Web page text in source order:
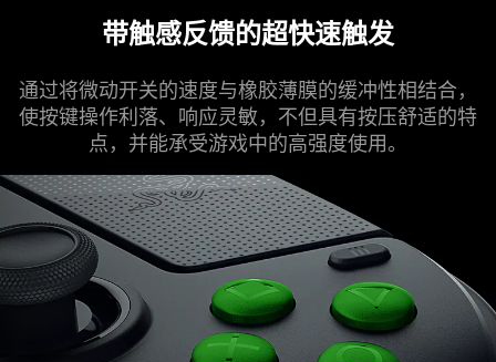
带触感反馈的超快速触发
通过将微动开关的速度与橡胶薄膜的缓冲性相结合，
使按键操作利落、响应灵敏，不但具有按压舒适的特
点，并能承受游戏中的高强度使用。